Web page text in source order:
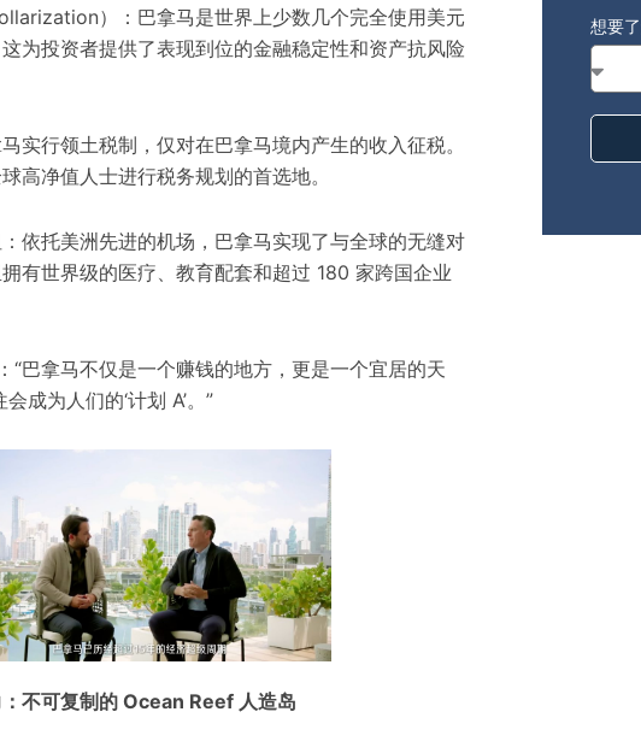
）：巴拿马是世界上少数几个完全使用美元
为投资者提供了表现到位的金融稳定性和资产抗风险
实行领土税制，仅对在巴拿马境内产生的收入征税。
高净值人士进行税务规划的首选地。
依托美洲先进的机场，巴拿马实现了与全球的无缝对
有世界级的医疗、教育配套和超过 180 家跨国企业
巴拿马不仅是一个赚钱的地方，更是一个宜居的天
成为人们的‘计划 A’。”
不可复制的 Ocean Reef 人造岛
想要